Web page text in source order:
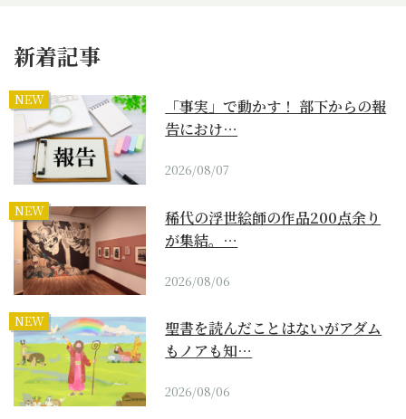
新着記事
NEW
「事実」で動かす！ 部下からの報
告におけ…
2026/08/07
NEW
稀代の浮世絵師の作品200点余り
が集結。…
2026/08/06
NEW
聖書を読んだことはないがアダム
もノアも知…
2026/08/06